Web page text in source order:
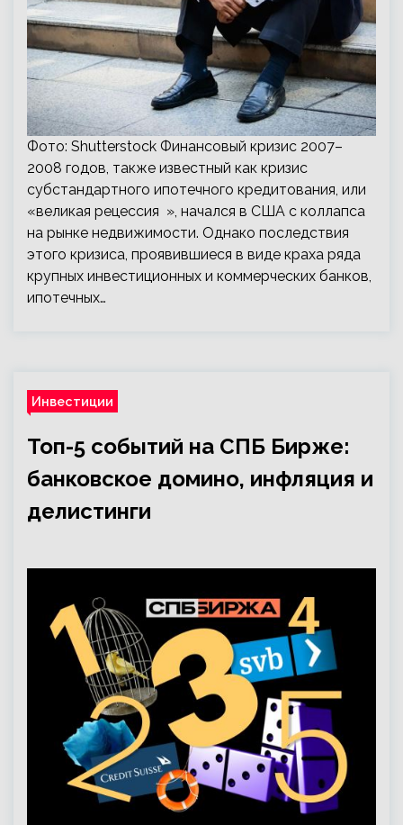
Фото: Shutterstock Финансовый кризис 2007–
2008 годов, также известный как кризис
субстандартного ипотечного кредитования, или
«великая рецессия », начался в США с коллапса
на рынке недвижимости. Однако последствия
этого кризиса, проявившиеся в виде краха ряда
крупных инвестиционных и коммерческих банков,
ипотечных…
Инвестиции
Топ-5 событий на СПБ Бирже:
банковское домино, инфляция и
делистинги